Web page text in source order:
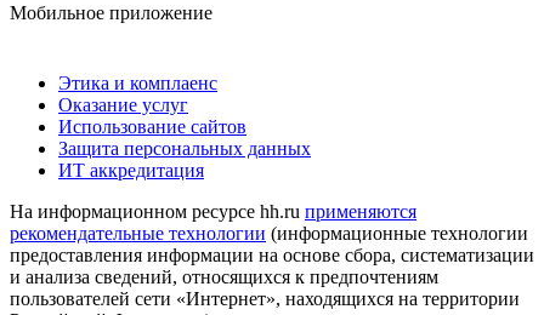
Мобильное приложение
Этика и комплаенс
Оказание услуг
Использование сайтов
Защита персональных данных
ИТ аккредитация
На информационном ресурсе hh.ru применяются
рекомендательные технологии (информационные технологии
предоставления информации на основе сбора, систематизации
и анализа сведений, относящихся к предпочтениям
пользователей сети «Интернет», находящихся на территории